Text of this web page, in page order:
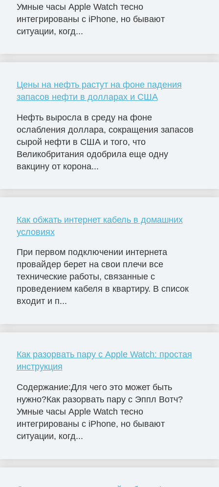
Умные часы Apple Watch тесно
интегрированы с iPhone, но бывают
ситуации, когд...
Цены на нефть растут на фоне падения
запасов нефти в долларах и США
Нефть выросла в среду на фоне
ослабления доллара, сокращения запасов
сырой нефти в США и того, что
Великобритания одобрила еще одну
вакцину от корона...
Как обжать интернет кабель в домашних
условиях
При первом подключении интернета
провайдер берет на свои плечи все
технические работы, связанные с
проведением кабеля в квартиру. В список
входит и п...
Как разорвать пару с Apple Watch: простая
инструкция
Содержание:Для чего это может быть
нужно?Как разорвать пару с Эппл Вотч?
Умные часы Apple Watch тесно
интегрированы с iPhone, но бывают
ситуации, когд...